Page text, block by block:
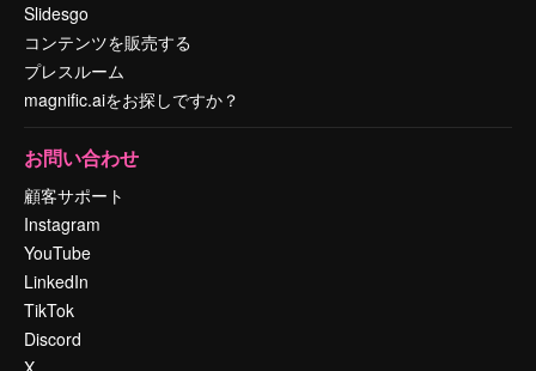
Slidesgo
コンテンツを販売する
プレスルーム
magnific.aiをお探しですか？
お問い合わせ
顧客サポート
Instagram
YouTube
LinkedIn
TikTok
Discord